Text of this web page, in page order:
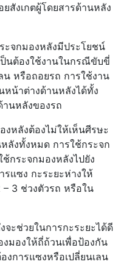
สังเกตผู้โดยสารด้านหลัง
ะจกมองหลังมีประโยชน์
นต้องใช้งานในกรณีขับขี่
หรือถอยรถ การใช้งาน
หน้าต่างด้านหลังได้ทั้ง
านหลังของรถ
งหลังต้องไม่ให้เห็นศีรษะ
ลังทั้งหมด การใช้กระจก
กระจกมองหลังไปยัง
แซง กะระยะห่างให้
3 ช่วงตัวรถ หรือใน
จะช่วยในการกะระยะได้ดี
มองให้ถี่ถ้วนเพื่อป้องกัน
งการแซงหรือเปลี่ยนเลน